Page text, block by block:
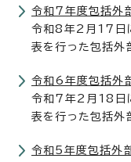
令和7年度包括外
令和8年2月17日
表を行った包括外
令和6年度包括外
令和7年2月18日
表を行った包括外
令和5年度包括外